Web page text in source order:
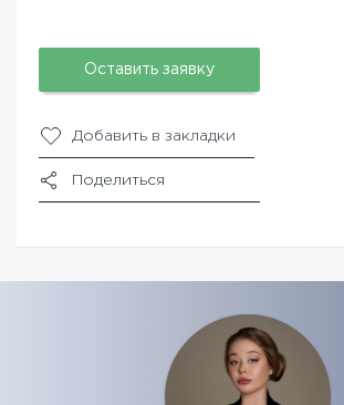
Оставить заявку
Добавить в закладки
Поделиться